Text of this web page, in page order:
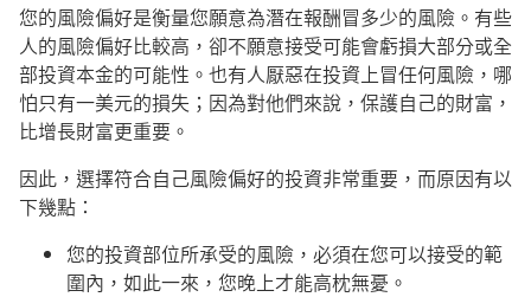
您的風險偏好是衡量您願意為潛在報酬冒多少的風險。有些
人的風險偏好比較高，卻不願意接受可能會虧損大部分或全
部投資本金的可能性。也有人厭惡在投資上冒任何風險，哪
怕只有一美元的損失；因為對他們來說，保護自己的財富，
比增長財富更重要。
因此，選擇符合自己風險偏好的投資非常重要，而原因有以
下幾點：
您的投資部位所承受的風險，必須在您可以接受的範
圍內，如此一來，您晚上才能高枕無憂。